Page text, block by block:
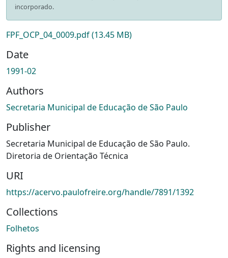
incorporado.
FPF_OCP_04_0009.pdf(13.45 MB)
Date
1991-02
Authors
Secretaria Municipal de Educação de São Paulo
Publisher
Secretaria Municipal de Educação de São Paulo.
Diretoria de Orientação Técnica
URI
https://acervo.paulofreire.org/handle/7891/1392
Collections
Folhetos
Rights and licensing